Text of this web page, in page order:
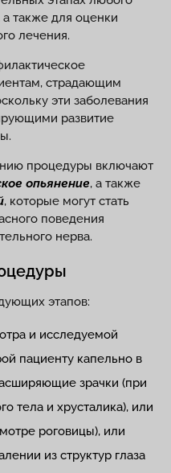
также для оценки
лечения.
страдающим
эти заболевания
развитие
процедуры включают
опьянение, а также
, которые могут стать
поведения
нерва.
этапов:
и исследуемой
пациенту капельно в
зрачки (при
тела и хрусталика), или
роговицы), или
из структур глаза